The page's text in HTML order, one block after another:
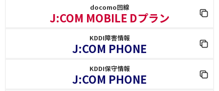
docomo回線
J:COM MOBILE Dプラン
KDDI障害情報
J:COM PHONE
KDDI保守情報
J:COM PHONE